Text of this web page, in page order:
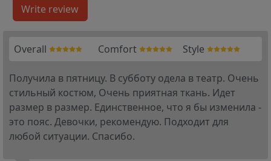
Overall Comfort Style
Получила в пятницу. В субботу одела в театр. Очень
стильный костюм, Очень приятная ткань. Идет
размер в размер. Единственное, что я бы изменила -
это пояс. Девочки, рекомендую. Подходит для
любой ситуации. Спасибо.